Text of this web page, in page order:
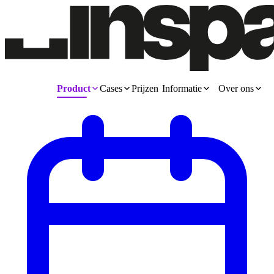
Product Cases Prijzen Informatie Over ons